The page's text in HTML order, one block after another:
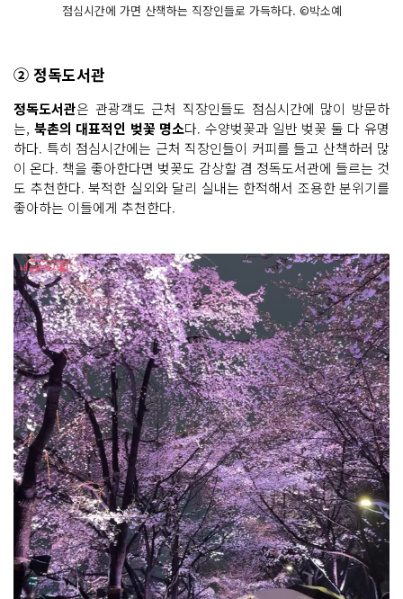
점심시간에 가면 산책하는 직장인들로 가득하다. ©박소예
② 정독도서관
정독도서관은 관광객도 근처 직장인들도 점심시간에 많이 방문하
는, 북촌의 대표적인 벚꽃 명소다. 수양벚꽃과 일반 벚꽃 둘 다 유명
하다. 특히 점심시간에는 근처 직장인들이 커피를 들고 산책하러 많
이 온다. 책을 좋아한다면 벚꽃도 감상할 겸 정독도서관에 들르는 것
도 추천한다. 북적한 실외와 달리 실내는 한적해서 조용한 분위기를
좋아하는 이들에게 추천한다.